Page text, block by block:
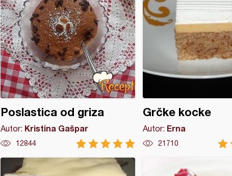
Poslastica od griza
Autor: Kristina Gašpar
12844
Grčke kocke
Autor: Erna
21710